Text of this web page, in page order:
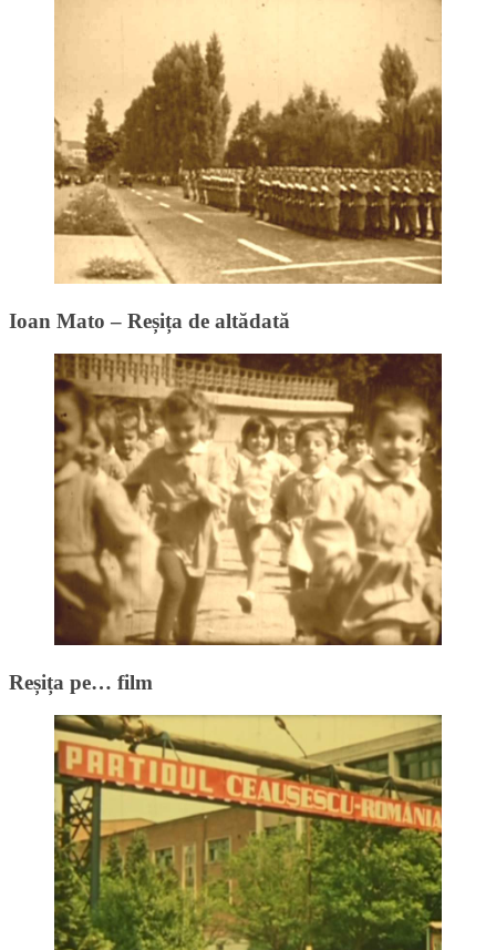
Ioan Mato – Reșița de altădată
Reșița pe… film